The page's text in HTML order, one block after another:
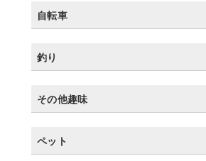
自転車
釣り
その他趣味
ペット